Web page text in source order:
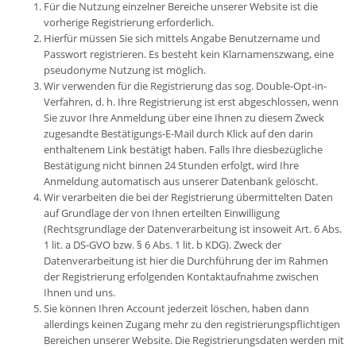
Für die Nutzung einzelner Bereiche unserer Website ist die
vorherige Registrierung erforderlich.
Hierfür müssen Sie sich mittels Angabe Benutzername und
Passwort registrieren. Es besteht kein Klarnamenszwang, eine
pseudonyme Nutzung ist möglich.
Wir verwenden für die Registrierung das sog. Double-Opt-in-
Verfahren, d. h. Ihre Registrierung ist erst abgeschlossen, wenn
Sie zuvor Ihre Anmeldung über eine Ihnen zu diesem Zweck
zugesandte Bestätigungs-E-Mail durch Klick auf den darin
enthaltenem Link bestätigt haben. Falls Ihre diesbezügliche
Bestätigung nicht binnen 24 Stunden erfolgt, wird Ihre
Anmeldung automatisch aus unserer Datenbank gelöscht.
Wir verarbeiten die bei der Registrierung übermittelten Daten
auf Grundlage der von Ihnen erteilten Einwilligung
(Rechtsgrundlage der Datenverarbeitung ist insoweit Art. 6 Abs.
1 lit. a DS-GVO bzw. § 6 Abs. 1 lit. b KDG). Zweck der
Datenverarbeitung ist hier die Durchführung der im Rahmen
der Registrierung erfolgenden Kontaktaufnahme zwischen
Ihnen und uns.
Sie können Ihren Account jederzeit löschen, haben dann
allerdings keinen Zugang mehr zu den registrierungspflichtigen
Bereichen unserer Website. Die Registrierungsdaten werden mit